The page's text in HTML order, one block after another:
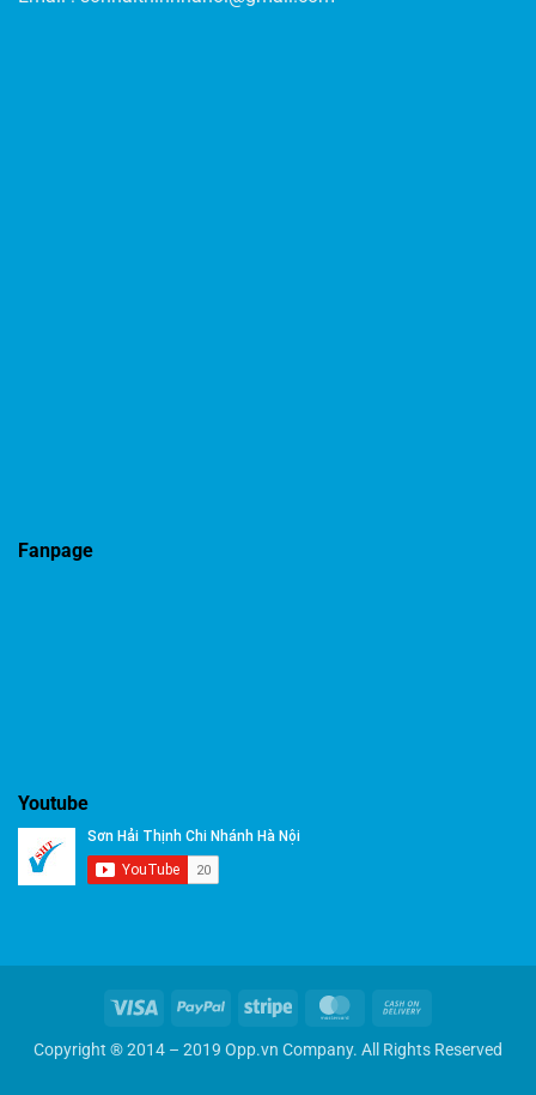
Fanpage
Youtube
Visa PayPal Stripe MasterCard
Delivery
Copyright ® 2014 – 2019 Opp.vn Company. All Rights Reserved